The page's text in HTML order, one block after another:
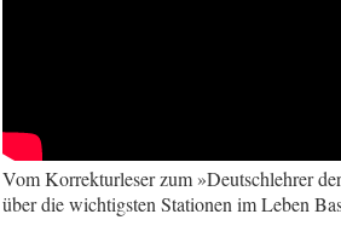
Vom Korrekturleser zum »Deutschlehrer
über die wichtigsten Stationen im Leben